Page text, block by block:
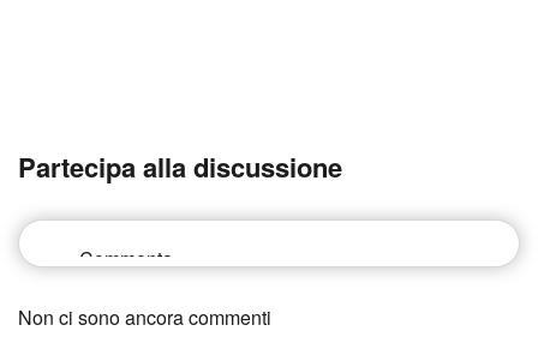
Partecipa alla discussione
Non ci sono ancora commenti